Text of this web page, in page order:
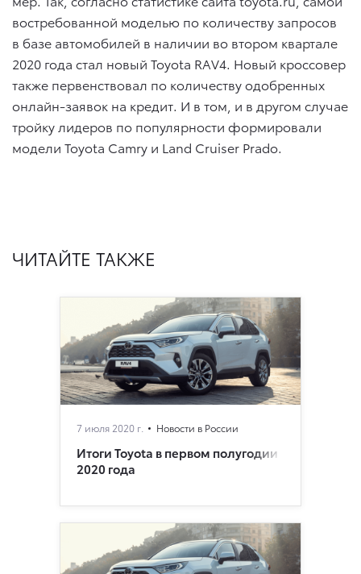
востребованной моделью по количеству запросов
в базе автомобилей в наличии во втором квартале
2020 года стал новый Toyota RAV4. Новый кроссовер
также первенствовал по количеству одобренных
онлайн-заявок на кредит. И в том, и в другом случае
тройку лидеров по популярности формировали
модели Toyota Camry и Land Cruiser Prado.
ЧИТАЙТЕ ТАКЖЕ
7 июля 2020 г. Новости в России
Итоги Toyota в первом полугодии
2020 года